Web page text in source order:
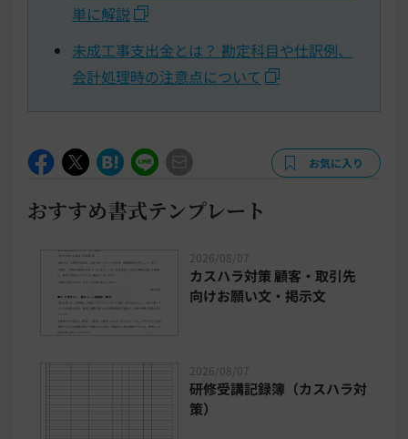
単に解説
未成工事支出金とは？ 勘定科目や仕訳例、
会計処理時の注意点について
お気に入り
おすすめ書式テンプレート
2026/08/07
カスハラ対策 顧客・取引先
向けお願い文・掲示文
2026/08/07
研修受講記録簿（カスハラ対
策）